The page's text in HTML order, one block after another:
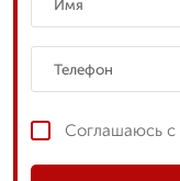
Соглашаюсь с